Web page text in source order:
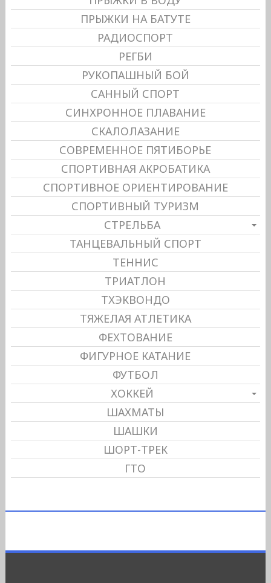
ПРЫЖКИ НА БАТУТЕ
РАДИОСПОРТ
РЕГБИ
РУКОПАШНЫЙ БОЙ
САННЫЙ СПОРТ
СИНХРОННОЕ ПЛАВАНИЕ
СКАЛОЛАЗАНИЕ
СОВРЕМЕННОЕ ПЯТИБОРЬЕ
СПОРТИВНАЯ АКРОБАТИКА
СПОРТИВНОЕ ОРИЕНТИРОВАНИЕ
СПОРТИВНЫЙ ТУРИЗМ
СТРЕЛЬБА
ТАНЦЕВАЛЬНЫЙ СПОРТ
ТЕННИС
ТРИАТЛОН
ТХЭКВОНДО
ТЯЖЕЛАЯ АТЛЕТИКА
ФЕХТОВАНИЕ
ФИГУРНОЕ КАТАНИЕ
ФУТБОЛ
ХОККЕЙ
ШАХМАТЫ
ШАШКИ
ШОРТ-ТРЕК
ГТО